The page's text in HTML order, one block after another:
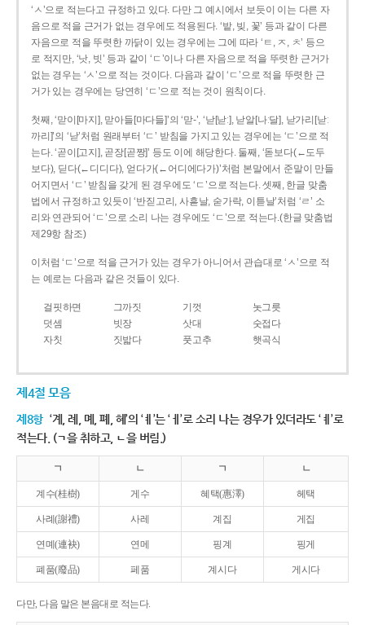
‘ㅅ’으로 적는다고 규정하고 있다. 다만 그 예시에서 보듯이 이는 다른 자
음으로 적을 근거가 없는 경우에도 적용된다. ‘밭, 빚, 꽃’ 등과 같이 다른
자음으로 적을 뚜렷한 까닭이 있는 경우에는 그에 따라 ‘ㅌ, ㅈ, ㅊ’ 등으
로 적지만, ‘낫, 빗’ 등과 같이 ‘ㄷ’이나 다른 자음으로 적을 뚜렷한 근거가
없는 경우는 ‘ㅅ’으로 적는 것이다. 다음과 같이 ‘ㄷ’으로 적을 뚜렷한 근
거가 있는 경우에는 당연히 ‘ㄷ’으로 적는 것이 원칙이다.
첫째, ‘맏이[마지], 맏아들[마다들]’의 ‘맏-’, ‘낟[낟ː], 낟알[나ː달], 낟가리[낟ː
까리]’의 ‘낟’처럼 원래부터 ‘ㄷ’ 받침을 가지고 있는 경우에는 ‘ㄷ’으로 적
는다. ‘곧이[고지], 곧장[곧짱]’ 등도 이에 해당한다. 둘째, ‘돋보다(←도두
보다), 딛다(←디디다), 얻다가(←어디에다가)’처럼 본말에서 준말이 만들
어지면서 ‘ㄷ’ 받침을 갖게 된 경우에도 ‘ㄷ’으로 적는다. 셋째, 한글 맞춤
법에서 규정하고 있듯이 ‘반짇고리, 사흗날, 숟가락, 이튿날’처럼 ‘ㄹ’ 소
리와 연관되어 ‘ㄷ’으로 소리 나는 경우에도 ‘ㄷ’으로 적는다.(한글 맞춤법
제29항 참조)
이처럼 ‘ㄷ’으로 적을 근거가 있는 경우가 아니어서 관습대로 ‘ㅅ’으로 적
는 예로는 다음과 같은 것들이 있다.
걸핏하면 그까짓 기껏
놋그릇
덧셈
빗장 삿대
숫접다
자칫
짓밟다 풋고추 햇곡식
제4절 모음
제8항 ‘계, 례, 몌, 폐, 혜’의 ‘ㅖ’는 ‘ㅔ’로 소리 나는 경우가 있더라도 ‘ㅖ’로
적는다. (ㄱ을 취하고, ㄴ을 버림.)
ㄱ ㄴ ㄱ ㄴ
계수(桂樹) 게수 혜택(惠澤) 헤택
사례(謝禮) 사레 계집 게집
연몌(連袂) 연메 핑계 핑게
폐품(廢品) 페품 계시다 게시다
다만, 다음 말은 본음대로 적는다.